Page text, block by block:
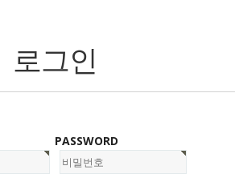
로그인
PASSWORD